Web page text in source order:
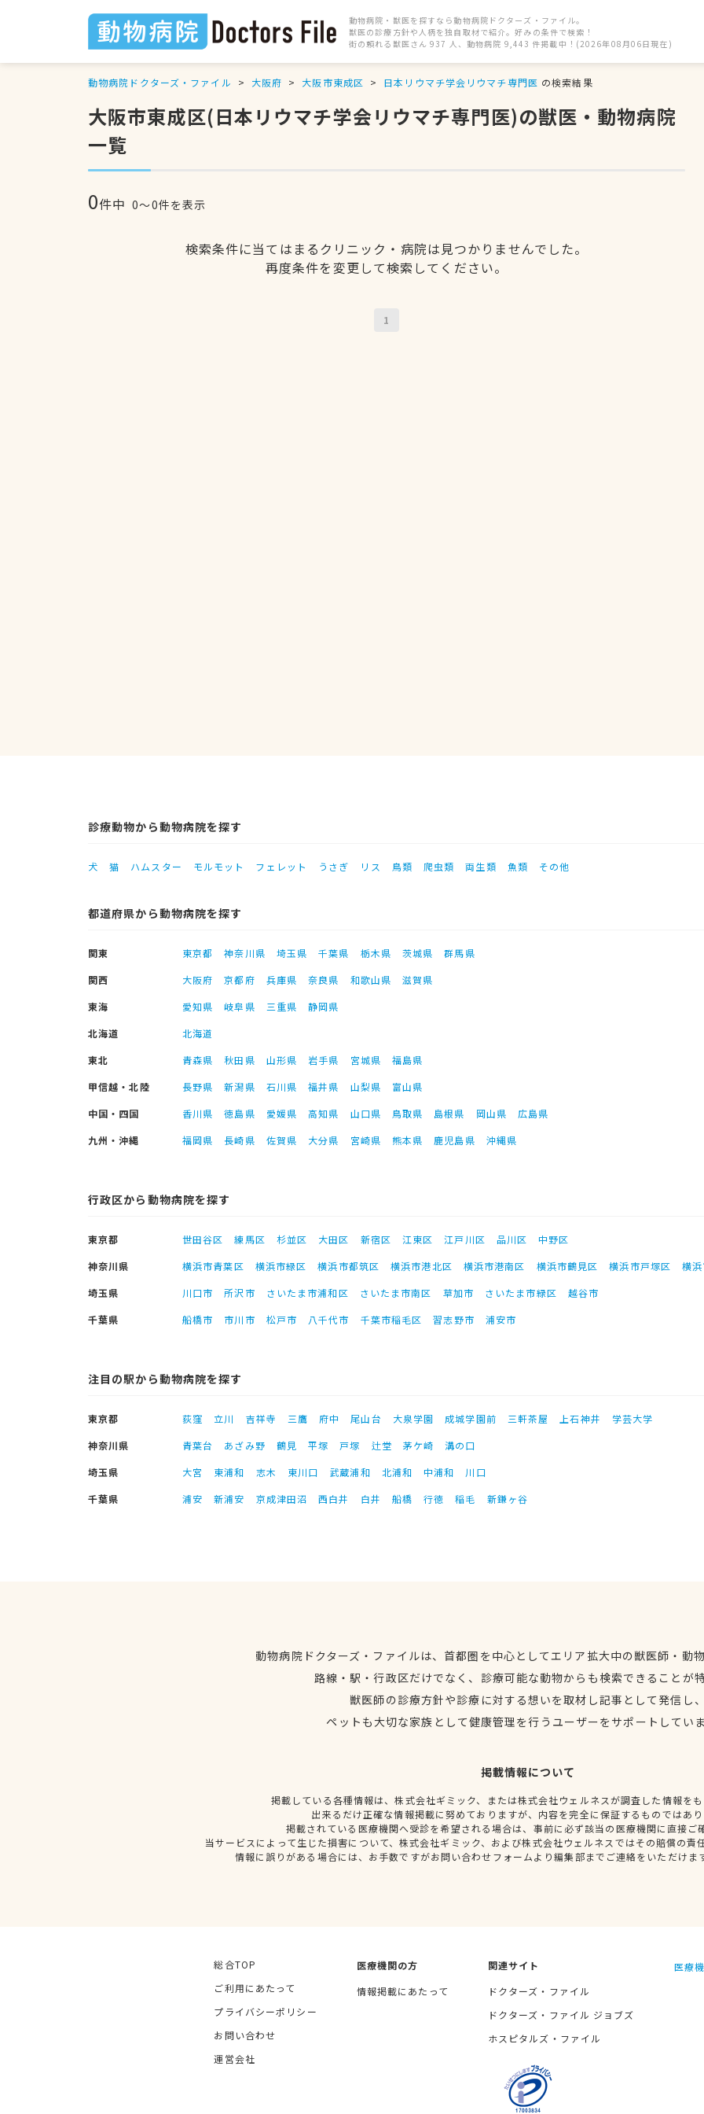
動物病院・獣医を探すなら動物病院ドクターズ・ファイル。
獣医の診療方針や人柄を独自取材で紹介。好みの条件で検索！
街の頼れる獣医さん 937 人、動物病院 9,443 件掲載中！(2026年08月06日現在)
動物病院ドクターズ・ファイル 大阪府 大阪市東成区 日本リウマチ学会リウマチ専門医 の検索結果
大阪市東成区(日本リウマチ学会リウマチ専門医)の獣医・動物病院
一覧
0件中 0〜0件を表示
検索条件に当てはまるクリニック・病院は見つかりませんでした。
再度条件を変更して検索してください。
1
診療動物から動物病院を探す
犬 猫 ハムスター モルモット フェレット うさぎ リス 鳥類 爬虫類 両生類 魚類 その他
都道府県から動物病院を探す
関東 東京都 神奈川県 埼玉県 千葉県 栃木県 茨城県
群馬県
関西
大阪府 京都府 兵庫県 奈良県 和歌山県
滋賀県
東海
愛知県 岐阜県 三重県
静岡県
北海道
北海道
東北
青森県 秋田県 山形県 岩手県 宮城県
福島県
甲信越・北陸
長野県 新潟県 石川県 福井県 山梨県
富山県
中国・四国
香川県 徳島県 愛媛県 高知県 山口県 鳥取県 島根県 岡山県
広島県
九州・沖縄
福岡県 長崎県 佐賀県 大分県 宮崎県 熊本県 鹿児島県 沖縄県
行政区から動物病院を探す
東京都 世田谷区 練馬区 杉並区 大田区 新宿区 江東区 江戸川区 品川区
中野区
神奈川県
横浜市青葉区 横浜市緑区 横浜市都筑区 横浜市港北区 横浜市港南区 横浜市鶴見区 横浜市戸塚区
横
埼玉県
川口市 所沢市 さいたま市浦和区 さいたま市南区 草加市 さいたま市緑区
越谷市
千葉県
船橋市 市川市 松戸市 八千代市 千葉市稲毛区 習志野市 浦安市
注目の駅から動物病院を探す
東京都 荻窪 立川 吉祥寺 三鷹 府中 尾山台 大泉学園 成城学園前 三軒茶屋 上石神井
学芸大学
神奈川県
青葉台 あざみ野 鶴見 平塚 戸塚 辻堂 茅ケ崎
溝の口
埼玉県
大宮 東浦和 志木 東川口 武蔵浦和 北浦和 中浦和
川口
千葉県
浦安 新浦安 京成津田沼 西白井 白井 船橋 行徳 稲毛 新鎌ヶ谷
動物病院ドクターズ・ファイルは、首都圏を中心としてエリア拡大中の獣医師・動
路線・駅・行政区だけでなく、診療可能な動物からも検索できることが
獣医師の診療方針や診療に対する想いを取材し記事として発信し
ペットも大切な家族として健康管理を行うユーザーをサポートしてい
掲載情報について
掲載している各種情報は、株式会社ギミック、または株式会社ウェルネスが調査した情報を
出来るだけ正確な情報掲載に努めておりますが、内容を完全に保証するものではあ
掲載されている医療機関へ受診を希望される場合は、事前に必ず該当の医療機関に直接ご
当サービスによって生じた損害について、株式会社ギミック、および株式会社ウェルネスではその賠償の責
情報に誤りがある場合には、お手数ですがお問い合わせフォームより編集部までご連絡をいただけま
総合TOP
ご利用にあたって
プライバシーポリシー
お問い合わせ
運営会社
医療機関の方
情報掲載にあたって
関連サイト
ドクターズ・ファイル
ドクターズ・ファイル ジョブズ
ホスピタルズ・ファイル
医療